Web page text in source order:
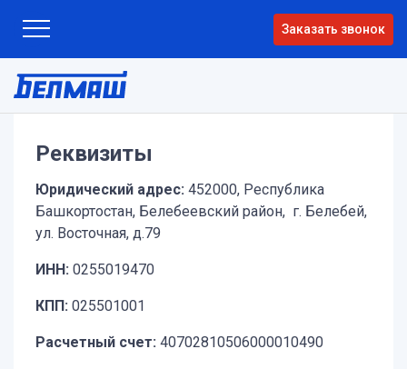
Заказать звонок
Реквизиты
Юридический адрес: 452000, Республика
Башкортостан, Белебеевский район, г. Белебей,
ул. Восточная, д.79
ИНН: 0255019470
КПП: 025501001
Расчетный счет: 40702810506000010490